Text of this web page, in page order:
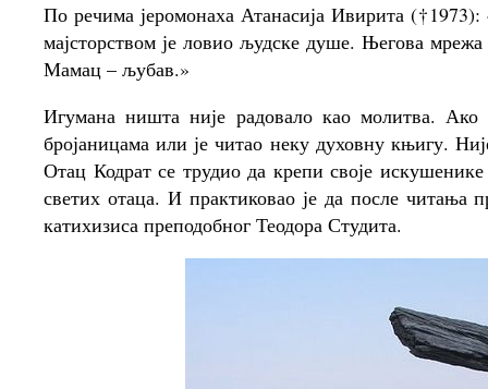
По речима јеромонаха Атанасија Ивирита
мајсторством је ловио људске душе. Његова
Мамац – љубав.»
Игумана ништа није радовало као молитва.
бројаницама или је читао неку духовну књигу.
Отац Кодрат се трудио да крепи своје
светих отаца. И практиковао је да после читања
катихизиса преподобног Теодора Студита.